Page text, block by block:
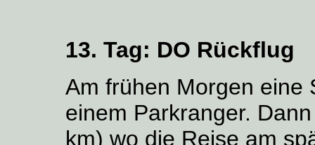
13. Tag: DO Rückflug
Am frühen Morgen eine
einem Parkranger.
km) wo die Reise am